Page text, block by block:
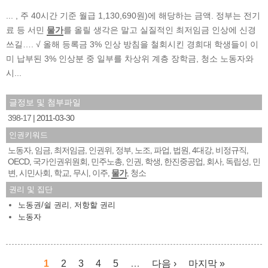
... , 주 40시간 기준 월급 1,130,690원)에 해당하는 금액. 정부는 전기
료 등 서민 물가를 올릴 생각은 말고 실질적인 최저임금 인상에 신경
쓰길…. √ 올해 등록금 3% 인상 방침을 철회시킨 경희대 학생들이 이
미 납부된 3% 인상분 중 일부를 차상위 계층 장학금, 청소 노동자와
시...
글정보 및 첨부파일
398-17
2011-03-30
인권키워드
노동자, 임금 최저임금 인권위 정부 노조 파업 법원 4대강, 비정규직
OECD, 국가인권위원회 민주노총 인권 학생 한진중공업 회사, 독립성 민
변 시민사회 학교 무시 이주 물가, 청소
권리 및 집단
노동권/쉴 권리
저항할 권리
노동자
1 2 3 4 5 … 다음 › 마지막 »